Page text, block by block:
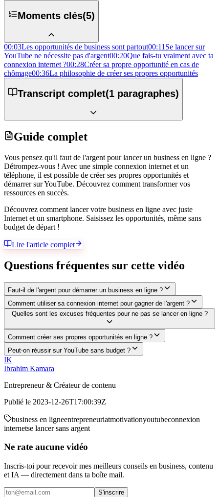
Moments clés(5)
00:03Les opportunités de business sont partout00:11 Se lancer sur
YouTube ne nécessite pas d'argent00:20Que fais-tu vraiment avec ta
connexion internet ?00:28Créer sa propre opportunité en cas de
chômage00:36La philosophie de créer ses propres opportunités
Transcript complet(1 paragraphes)
Guide complet
Vous pensez qu'il faut de l'argent pour lancer un business en ligne ?
Détrompez-vous ! Avec une simple connexion internet et un
téléphone, il est possible de créer ses propres opportunités et
démarrer sur YouTube. Découvrez comment transformer vos
ressources en succès.
Découvrez comment lancer votre business en ligne avec juste
Internet et un smartphone. Saisissez les opportunités, même sans
budget de départ !
Lire l'article complet
Questions fréquentes sur cette vidéo
Faut-il de l'argent pour démarrer un business en ligne ?
Comment utiliser sa connexion internet pour gagner de l'argent ?
Quelles sont les excuses fréquentes pour ne pas se lancer en ligne ?
Comment créer ses propres opportunités en ligne ?
Peut-on réussir sur YouTube sans budget ?
IK
Ibrahim Kamara
Entrepreneur & Créateur de contenu
Publié le 2023-12-26T17:00:39Z
business en ligneentrepreneuriatmotivationyoutubeconnexion
internetse lancer sans argent
Ne rate aucune vidéo
Inscris-toi pour recevoir mes meilleurs conseils en business, contenu
et IA — directement dans ta boîte mail.
S'inscrire